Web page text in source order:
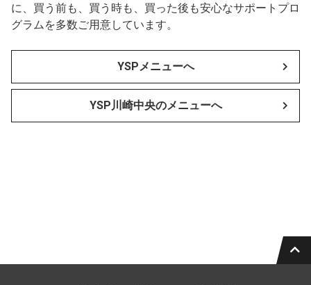
に、買う前も、買う時も、買った後も安心なサポートプロ
グラムを多数ご用意しています。
YSPメニューへ
YSP川崎中央のメニューへ